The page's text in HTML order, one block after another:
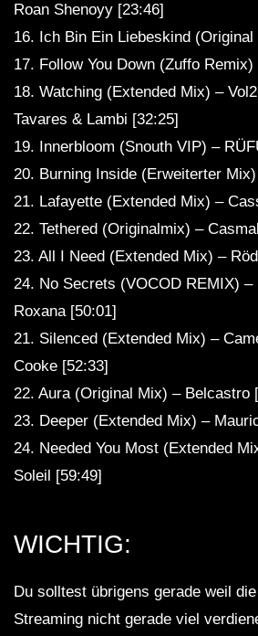
Roan Shenoyy [23:46]
16. Ich Bin Ein Liebeskind
17. Follow You Down (Zuffo
18. Watching (Extended Mix) –
Tavares & Lambi [32:25]
19. Innerbloom (Snouth VIP) –
20. Burning Inside (Erweiterter
21. Lafayette (Extended Mix) –
22. Tethered (Originalmix) –
23. All I Need (Extended Mix) –
24. No Secrets (VOCOD REMIX) –
Roxana [50:01]
21. Silenced (Extended Mix) –
Cooke [52:33]
22. Aura (Original Mix) – Belcastro
23. Deeper (Extended Mix) –
24. Needed You Most (Extended
Soleil [59:49]
WICHTIG:
Du solltest übrigens gerade weil
Streaming nicht gerade viel